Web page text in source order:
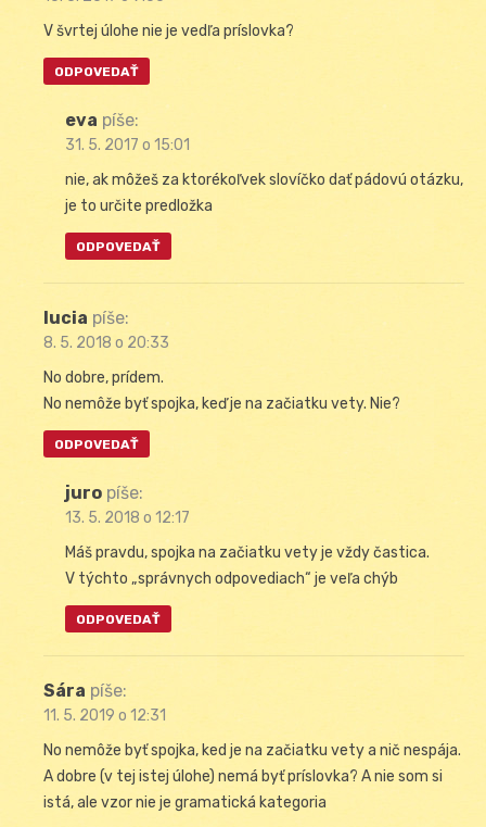
V švrtej úlohe nie je vedľa príslovka?
ODPOVEDAŤ
eva píše:
31. 5. 2017 o 15:01
nie, ak môžeš za ktorékoľvek slovíčko dať pádovú otázku,
je to určite predložka
ODPOVEDAŤ
lucia píše:
8. 5. 2018 o 20:33
No dobre, prídem.
No nemôže byť spojka, keď je na začiatku vety. Nie?
ODPOVEDAŤ
juro píše:
13. 5. 2018 o 12:17
Máš pravdu, spojka na začiatku vety je vždy častica.
V týchto „správnych odpovediach“ je veľa chýb
ODPOVEDAŤ
Sára píše:
11. 5. 2019 o 12:31
No nemôže byť spojka, ked je na začiatku vety a nič nespája.
A dobre (v tej istej úlohe) nemá byť príslovka? A nie som si
istá, ale vzor nie je gramatická kategoria